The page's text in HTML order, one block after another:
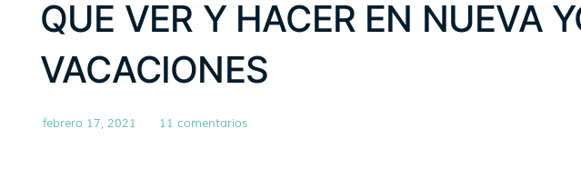
QUE VER Y HACER EN NUEVA
VACACIONES
febrero 17, 2021 11 comentarios